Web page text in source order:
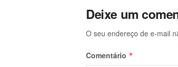
Deixe um
O seu endereço de e-mail
Comentário *